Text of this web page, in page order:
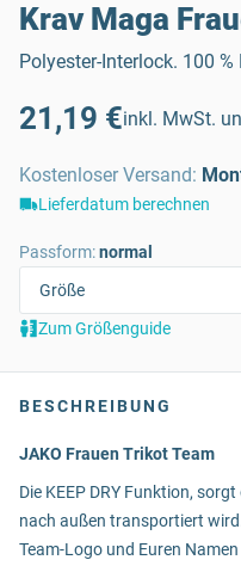
Krav Maga
Polyester-Interlock. 100 %
21,19 €inkl. MwSt.
Kostenloser Versand:
Lieferdatum berechnen
Passform:normal
Zum Größenguide
BESCHREIBUNG
JAKO Frauen Trikot Team
Die KEEP DRY Funktion,
nach außen transportiert
Team-Logo und Euren